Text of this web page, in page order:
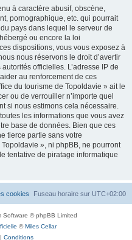
à caractère abusif, obscène,
pornographique, etc. qui pourrait
pays dans lequel le serveur de
ou encore la loi
dispositions, vous vous exposez à
nous réservons le droit d’avertir
officielles. L’adresse IP de
au renforcement de ces
du tourisme de Topoldavie » ait le
ou de verrouiller n’importe quel
si nous estimons cela nécessaire.
les informations que vous avez
base de données. Bien que ces
tierce partie sans votre
», ni phpBB, ne pourront
tentative de piratage informatique
Fuseau horaire sur UTC+02:00
cookies
Software © phpBB Limited
©Miles Cellar
| Conditions